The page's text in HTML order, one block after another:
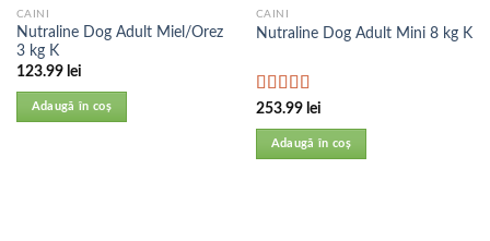
CAINI
Nutraline Dog Adult Miel/Orez
3 kg K
123.99 lei
Adaugă în coș
CAINI
Nutraline Dog Adult Mini 8 kg K
Evaluat la
5.00din 5
253.99 lei
Adaugă în coș